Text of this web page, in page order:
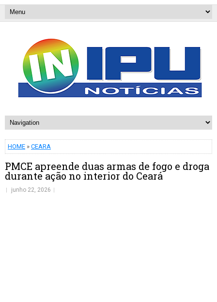
HOME » CEARA
PMCE apreende duas armas de fogo e droga
durante ação no interior do Ceará
junho 22, 2026